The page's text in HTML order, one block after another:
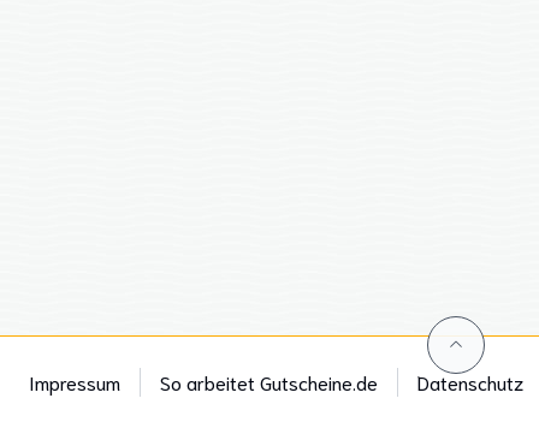
Impressum So arbeitet Gutscheine.de Datenschutz